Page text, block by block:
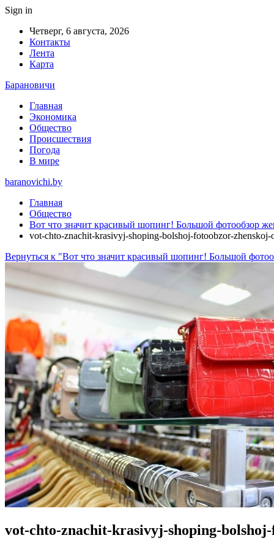
Sign in
Четверг, 6 августа, 2026
Контакты
Лента
Карта
Барановичи
Главная
Экономика
Общество
Происшествия
Погода
В мире
baranovichi.by
Главная
Общество
Вот что значит красивый шопинг! Большой фотообзор
vot-chto-znachit-krasivyj-shoping-bolshoj-fotoobzor-
Вернуться к "Вот что значит красивый шопинг! Большой
vot-chto-znachit-krasivyj-shoping-